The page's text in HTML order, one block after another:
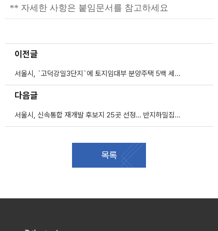
** 자세한 사항은 붙임문서를 참고하세요
이전글
서울시, `고덕강일3단지`에 토지임대부 분양주택 5백 세대 첫 공급
다음글
서울시, 신속통합 재개발 후보지 25곳 선정… 반지하밀집지역 등 포함
목록